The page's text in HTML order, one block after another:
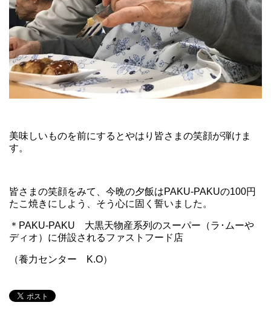
美味しいものを前にするとやはり皆さまの笑顔が弾けま
す。
皆さまの笑顔をみて、今晩の夕飯はPAKU-PAKUの100円
たこ焼きにしよう、そう心に固く誓いました。
＊PAKU-PAKU 大黒天物産系列のスーパー（ラ･ムーや
ディオ）に併設されるファストフード店
（養力センター K.O）